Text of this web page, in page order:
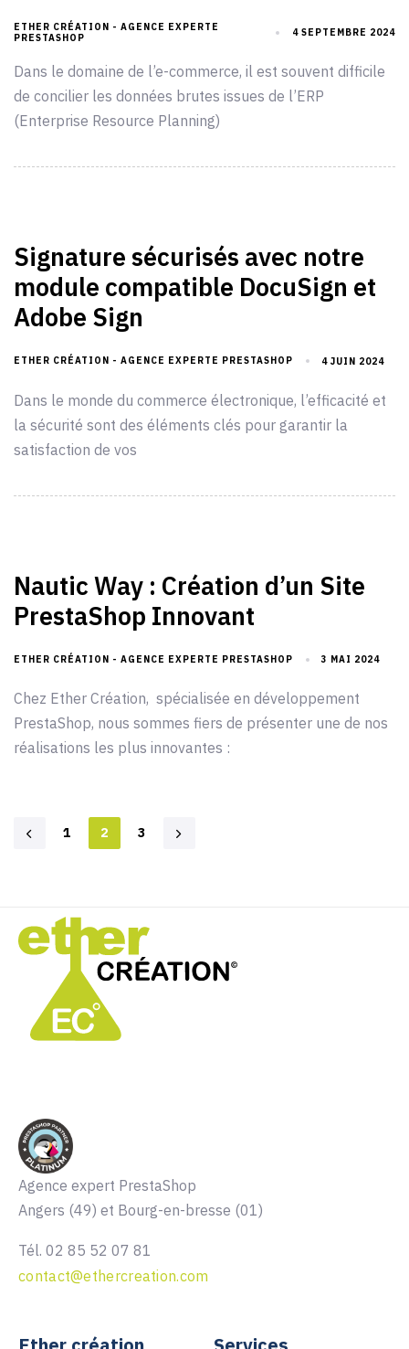
ETHER CRÉATION - AGENCE EXPERTE
PRESTASHOP
4 SEPTEMBRE 2024
Dans le domaine de l’e-commerce, il est souvent difficile
de concilier les données brutes issues de l’ERP
(Enterprise Resource Planning)
Signature sécurisés avec notre
module compatible DocuSign et
Adobe Sign
ETHER CRÉATION - AGENCE EXPERTE PRESTASHOP 4 JUIN 2024
Dans le monde du commerce électronique, l’efficacité et
la sécurité sont des éléments clés pour garantir la
satisfaction de vos
Nautic Way : Création d’un Site
PrestaShop Innovant
ETHER CRÉATION - AGENCE EXPERTE PRESTASHOP 3 MAI 2024
Chez Ether Création, spécialisée en développement
PrestaShop, nous sommes fiers de présenter une de nos
réalisations les plus innovantes :
1 2 3
Agence expert PrestaShop
Angers (49) et Bourg-en-bresse (01)
Tél. 02 85 52 07 81
contact@ethercreation.com